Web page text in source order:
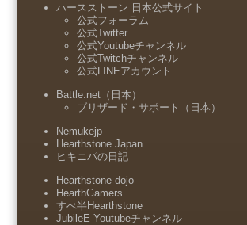
ハースストーン 日本公式サイト
公式フォーラム
公式Twitter
公式Youtubeチャンネル
公式Twitchチャンネル
公式LINEアカウント
Battle.net（日本）
ブリザード・サポート（日本）
Nemukejp
Hearthstone Japan
ヒキニパの日記
Hearthstone dojo
HearthGamers
すべ半Hearthstone
JubileE Youtubeチャンネル